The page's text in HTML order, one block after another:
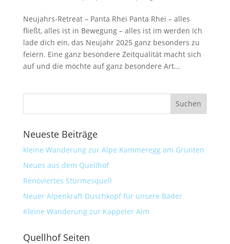
Neujahrs-Retreat – Panta Rhei Panta Rhei – alles
fließt, alles ist in Bewegung – alles ist im werden Ich
lade dich ein, das Neujahr 2025 ganz besonders zu
feiern. Eine ganz besondere Zeitqualität macht sich
auf und die möchte auf ganz besondere Art...
Neueste Beiträge
kleine Wanderung zur Alpe Kammeregg am Grünten
Neues aus dem Quellhof
Renoviertes Sturmesquell
Neuer Alpenkraft Duschkopf für unsere Bäder
Kleine Wanderung zur Kappeler Alm
Quellhof Seiten